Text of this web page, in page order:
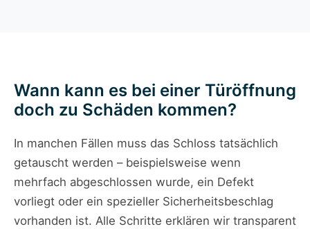
Wann kann es bei einer Türöffnung
doch zu Schäden kommen?
In manchen Fällen muss das Schloss tatsächlich
getauscht werden – beispielsweise wenn
mehrfach abgeschlossen wurde, ein Defekt
vorliegt oder ein spezieller Sicherheitsbeschlag
vorhanden ist. Alle Schritte erklären wir transparent